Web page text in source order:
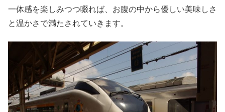
一体感を楽しみつつ啜れば、お腹の中から優しい美味しさ
と温かさで満たされていきます。